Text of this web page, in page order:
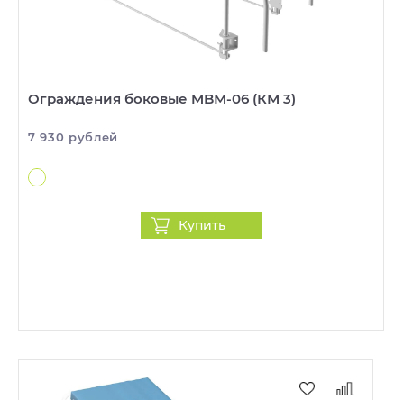
Ограждения боковые MBМ-06 (КМ 3)
7 930 рублей
Купить